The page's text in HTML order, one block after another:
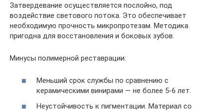
Затвердевание осуществляется послойно, под
воздействие светового потока. Это обеспечивает
необходимую прочность микропротезам. Методика
пригодна для восстановления и боковых зубов.
Минусы полимерной реставрации:
Меньший срок службы по сравнению с
керамическими винирами — не более 5-6 лет.
Неустойчивость к пигментации. Материал со